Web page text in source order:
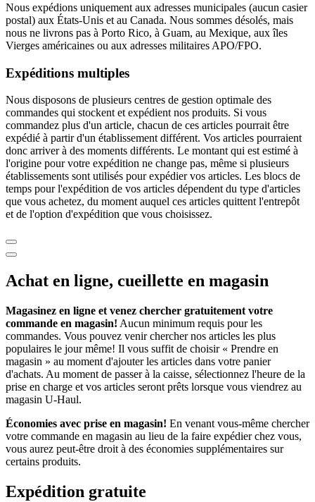
Nous expédions uniquement aux adresses municipales (aucun casier
postal) aux États-Unis et au Canada. Nous sommes désolés, mais
nous ne livrons pas à Porto Rico, à Guam, au Mexique, aux îles
Vierges américaines ou aux adresses militaires APO/FPO.
Expéditions multiples
Nous disposons de plusieurs centres de gestion optimale des
commandes qui stockent et expédient nos produits. Si vous
commandez plus d'un article, chacun de ces articles pourrait être
expédié à partir d'un établissement différent. Vos articles pourraient
donc arriver à des moments différents. Le montant qui est estimé à
l'origine pour votre expédition ne change pas, même si plusieurs
établissements sont utilisés pour expédier vos articles. Les blocs de
temps pour l'expédition de vos articles dépendent du type d'articles
que vous achetez, du moment auquel ces articles quittent l'entrepôt
et de l'option d'expédition que vous choisissez.
Achat en ligne, cueillette en magasin
Magasinez en ligne et venez chercher gratuitement votre
commande en magasin! Aucun minimum requis pour les
commandes. Vous pouvez venir chercher nos articles les plus
populaires le jour même! Il vous suffit de choisir « Prendre en
magasin » au moment d'ajouter les articles dans votre panier
d'achats. Au moment de passer à la caisse, sélectionnez l'heure de la
prise en charge et vos articles seront prêts lorsque vous viendrez au
magasin U-Haul.
Économies avec prise en magasin! En venant vous-même chercher
votre commande en magasin au lieu de la faire expédier chez vous,
vous aurez peut-être droit à des économies supplémentaires sur
certains produits.
Expédition gratuite